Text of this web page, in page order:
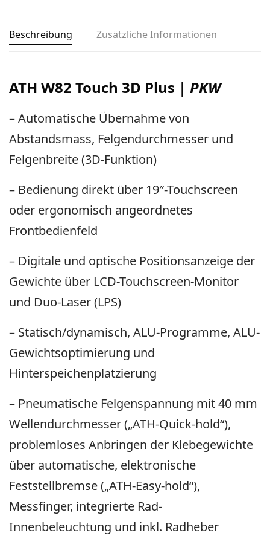
Beschreibung Zusätzliche Informationen
ATH W82 Touch 3D Plus | PKW
– Automatische Übernahme von
Abstandsmass, Felgendurchmesser und
Felgenbreite (3D-Funktion)
– Bedienung direkt über 19″-Touchscreen
oder ergonomisch angeordnetes
Frontbedienfeld
– Digitale und optische Positionsanzeige der
Gewichte über LCD-Touchscreen-Monitor
und Duo-Laser (LPS)
– Statisch/dynamisch, ALU-Programme, ALU-
Gewichtsoptimierung und
Hinterspeichenplatzierung
– Pneumatische Felgenspannung mit 40 mm
Wellendurchmesser („ATH-Quick-hold“),
problemloses Anbringen der Klebegewichte
über automatische, elektronische
Feststellbremse („ATH-Easy-hold“),
Messfinger, integrierte Rad-
Innenbeleuchtung und inkl. Radheber